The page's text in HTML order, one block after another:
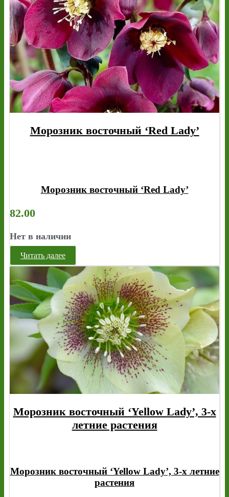
Морозник восточный ‘Red Lady’
Морозник восточный ‘Red Lady’
82.00
Нет в наличии
Читать далее
Морозник восточный ‘Yellow Lady’, 3-х
летние растения
Морозник восточный ‘Yellow Lady’, 3-х летние
растения